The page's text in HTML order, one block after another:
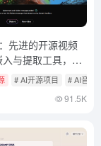
先进的开源视频
与提取工具，保
# AI开源项目 # AI音视
91.5K